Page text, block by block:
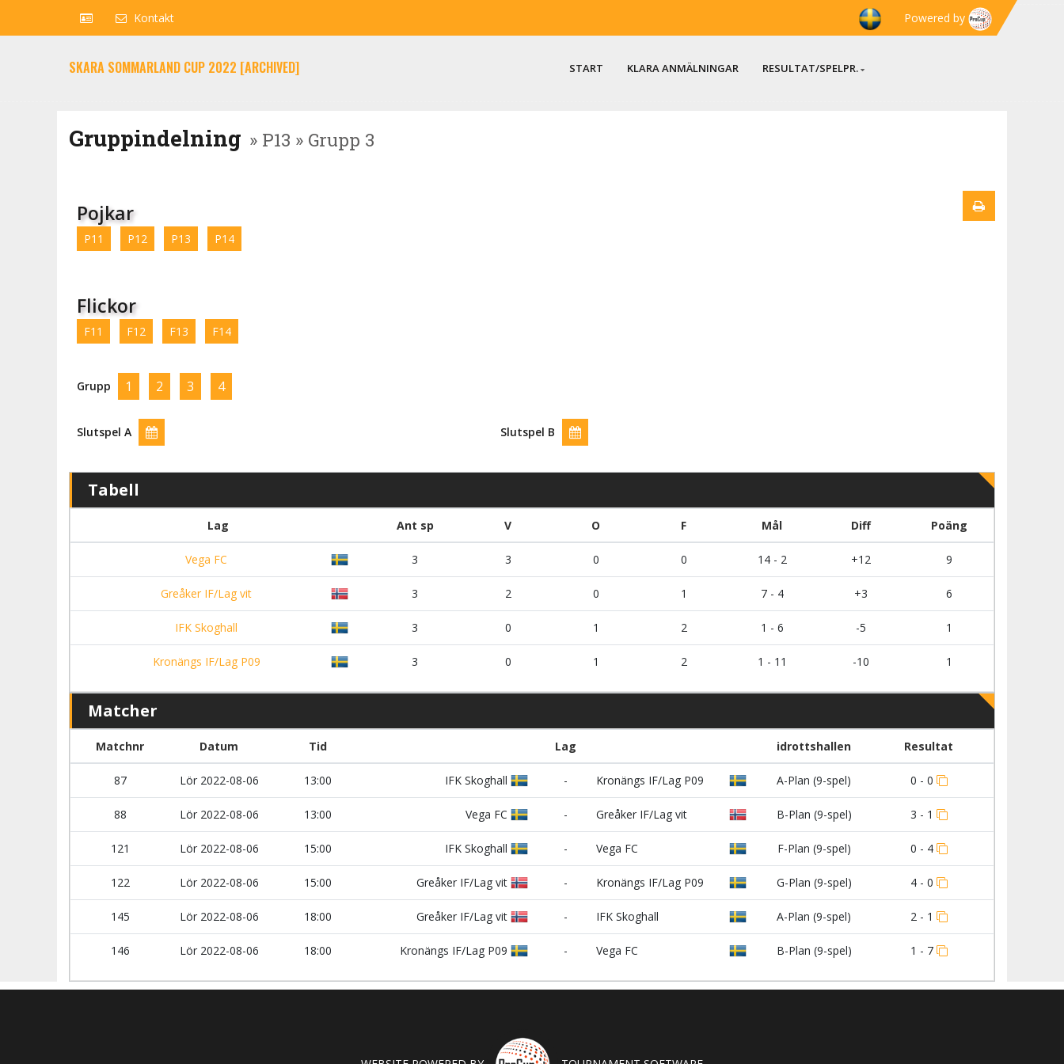
Kontakt Powered by
SKARA SOMMARLAND CUP 2022 [ARCHIVED] START KLARA ANMÄLNINGAR RESULTAT/SPELPR.
Gruppindelning » P13 » Grupp 3
Pojkar
P11 P12 P13 P14
Flickor
F11 F12 F13 F14
Grupp 1 2 3 4
Slutspel A Slutspel B
Tabell
Lag Ant sp V O F Mål Diff Poäng
Vega FC 3 3 0 0 14 - 2 +12 9
Greåker IF/Lag vit 3 2 0 1 7 - 4 +3 6
IFK Skoghall 3 0 1 2 1 - 6 -5 1
Kronängs IF/Lag P09 3 0 1 2 1 - 11 -10 1
Matcher
Matchnr Datum Tid Lag idrottshallen Resultat
87 Lör 2022-08-06 13:00 IFK Skoghall - Kronängs IF/Lag P09 A-Plan (9-spel) 0 - 0
88 Lör 2022-08-06 13:00 Vega FC - Greåker IF/Lag vit B-Plan (9-spel) 3 - 1
121 Lör 2022-08-06 15:00 IFK Skoghall - Vega FC F-Plan (9-spel) 0 - 4
122 Lör 2022-08-06 15:00 Greåker IF/Lag vit - Kronängs IF/Lag P09 G-Plan (9-spel) 4 - 0
145 Lör 2022-08-06 18:00 Greåker IF/Lag vit - IFK Skoghall A-Plan (9-spel) 2 - 1
146 Lör 2022-08-06 18:00 Kronängs IF/Lag P09 - Vega FC B-Plan (9-spel) 1 - 7